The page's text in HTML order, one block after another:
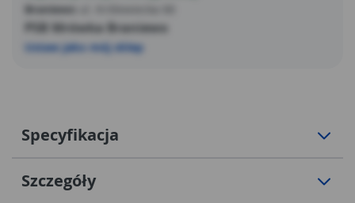
Braniewo
PSB Mrówka Braniewo
Ustaw jako mój sklep
Specyfikacja
Szczegóły